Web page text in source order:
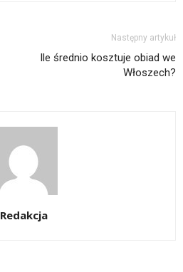
Następny artykuł
Ile średnio kosztuje obiad we
Włoszech?
Redakcja